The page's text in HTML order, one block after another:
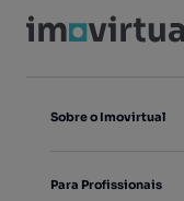
Sobre o Imovirtual
Para Profissionais